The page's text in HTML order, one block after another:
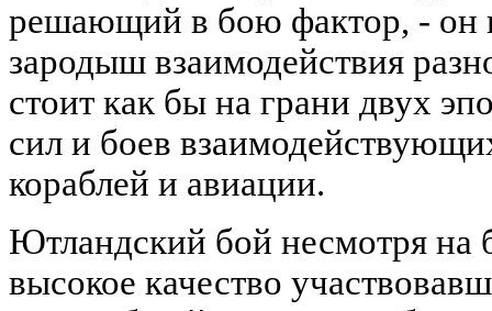
решающий в бою фактор, - он
зародыш взаимодействия
стоит как бы на грани двух
сил и боев
кораблей и авиации.
Ютландский бой несмотря на
высокое качество